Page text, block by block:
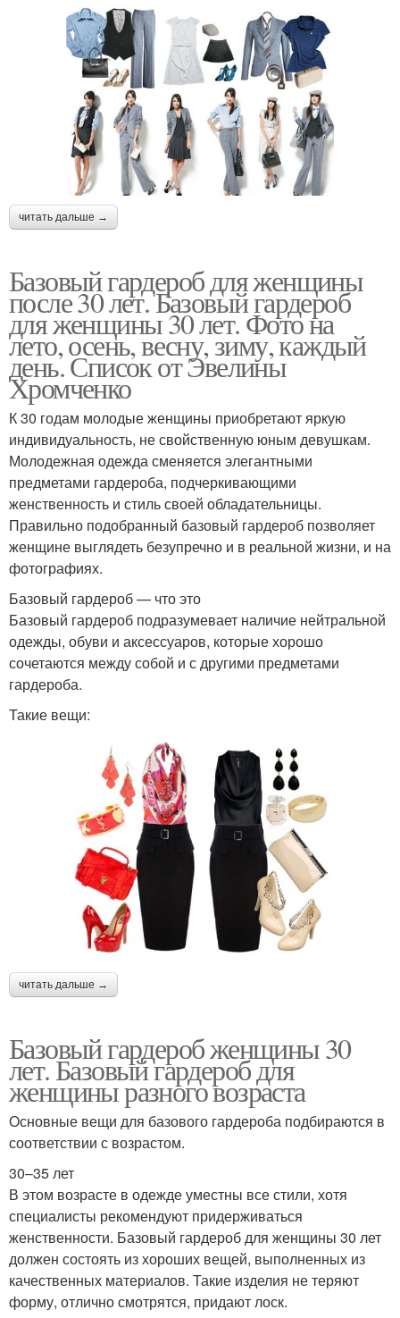
читать дальше →
Базовый гардероб для женщины
после 30 лет. Базовый гардероб
для женщины 30 лет. Фото на
лето, осень, весну, зиму, каждый
день. Список от Эвелины
Хромченко
К 30 годам молодые женщины приобретают яркую
индивидуальность, не свойственную юным девушкам.
Молодежная одежда сменяется элегантными
предметами гардероба, подчеркивающими
женственность и стиль своей обладательницы.
Правильно подобранный базовый гардероб позволяет
женщине выглядеть безупречно и в реальной жизни, и на
фотографиях.
Базовый гардероб — что это
Базовый гардероб подразумевает наличие нейтральной
одежды, обуви и аксессуаров, которые хорошо
сочетаются между собой и с другими предметами
гардероба.
Такие вещи:
читать дальше →
Базовый гардероб женщины 30
лет. Базовый гардероб для
женщины разного возраста
Основные вещи для базового гардероба подбираются в
соответствии с возрастом.
30–35 лет
В этом возрасте в одежде уместны все стили, хотя
специалисты рекомендуют придерживаться
женственности. Базовый гардероб для женщины 30 лет
должен состоять из хороших вещей, выполненных из
качественных материалов. Такие изделия не теряют
форму, отлично смотрятся, придают лоск.